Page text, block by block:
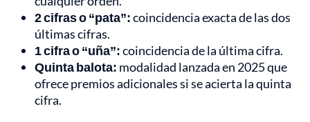
2 cifras o “pata”:coincidencia exacta de las dos
últimas cifras.
1 cifra o “uña”:coincidencia de la última cifra.
Quinta balota: modalidad lanzada en 2025 que
ofrece premios adicionales si se acierta la quinta
cifra.